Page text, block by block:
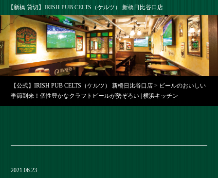
【新橋 貸切】IRISH PUB CELTS（ケルツ） 新橋日比谷口店
【公式】IRISH PUB CELTS（ケルツ） 新橋日比谷口店 > ビールのおいしい
季節到来！個性豊かなクラフトビールが勢ぞろい | 横浜キッチン
2021.06.23